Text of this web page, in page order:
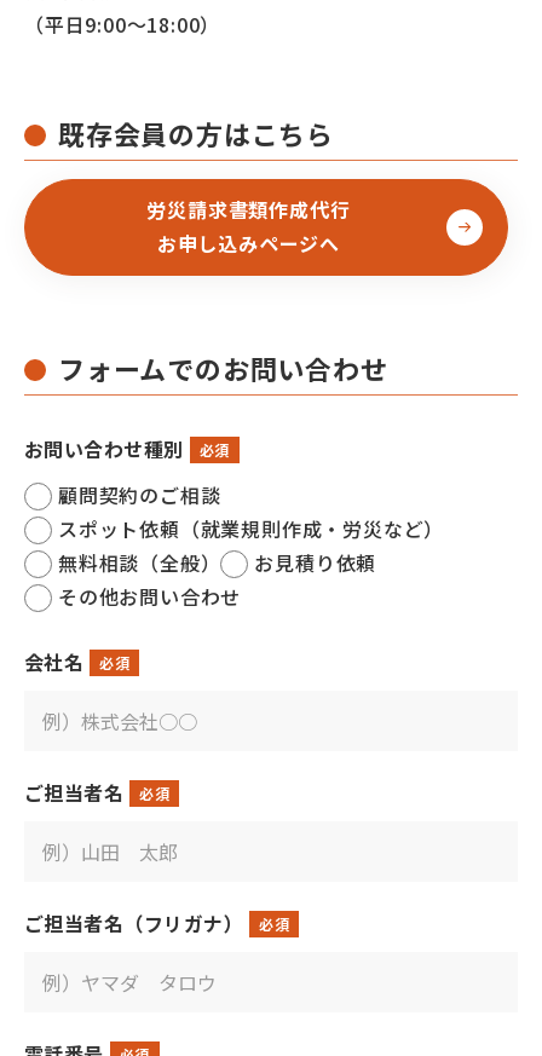
（平日9:00～18:00）
既存会員の方はこちら
労災請求書類作成代行
お申し込みページへ
フォームでのお問い合わせ
お問い合わせ種別 必須
顧問契約のご相談
スポット依頼（就業規則作成・労災など）
無料相談（全般）
お見積り依頼
その他お問い合わせ
会社名 必須
ご担当者名 必須
ご担当者名（フリガナ） 必須